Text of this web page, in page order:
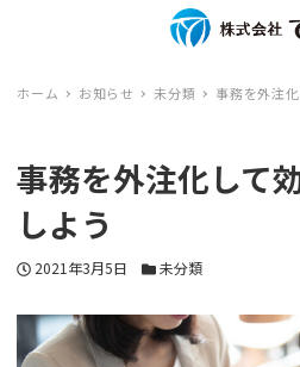
ホーム お知らせ 未分類 事務を外注
事務を外注化して
しよう
投稿日
2021年3月5日 カテゴリー
未分類